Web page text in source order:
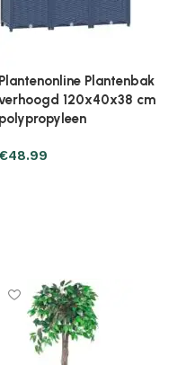
Plantenonline Plantenbak
verhoogd 120x40x71 cm
polypropyleen
€71.53